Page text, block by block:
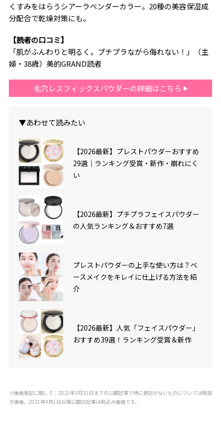
くすみをはらうシアーラベンダーカラー。20種の美容保湿成
分配合で乾燥対策にも。
【読者の口コミ】
「肌がふんわりと明るく。プチプラながら侮れない！」（主
婦・38歳）美的GRAND読者
毛穴レスフィックスパウダーの詳細はこちら
▼あわせて読みたい
【2026最新】プレストパウダーおすすめ
29選｜ランキング受賞・新作・崩れにく
い
【2026最新】プチプラフェイスパウダー
の人気ランキング＆おすすめ7選
プレストパウダーの上手な使い方は？ベ
ースメイクをキレイに仕上げる方法を紹
介
【2026最新】人気「フェイスパウダー」
おすすめ39選！ランキング受賞＆新作
※価格表記に関して：2021年3月31日までの公開記事で特に表記がないものについては税抜
き価格、2021年4月1日以降公開の記事は税込み価格です。